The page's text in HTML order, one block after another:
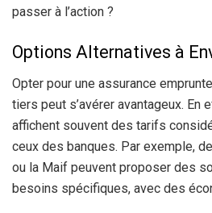
passer à l’action ?
Options Alternatives à
Opter pour une assurance
tiers peut s’avérer avantageux. En
affichent souvent des tarifs
ceux des banques. Par exemple,
ou la Maif peuvent proposer des
besoins spécifiques, avec des